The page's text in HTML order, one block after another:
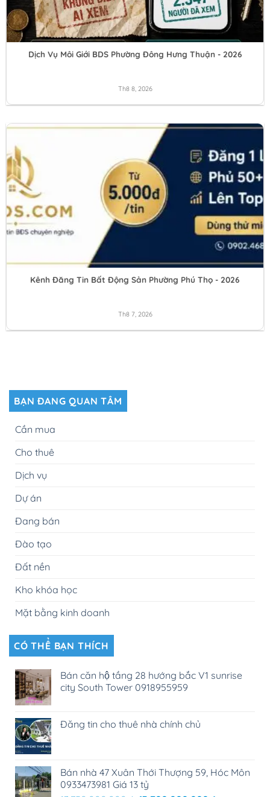
Dịch Vụ Môi Giới BDS Phường Đông Hưng Thuận - 2026
Th8 8, 2026
Kênh Đăng Tin Bất Động Sản Phường Phú Thọ - 2026
Th8 7, 2026
BẠN ĐANG QUAN TÂM
Cần mua
Cho thuê
Dịch vụ
Dự án
Đang bán
Đào tạo
Đất nền
Kho khóa học
Mặt bằng kinh doanh
CÓ THỂ BẠN THÍCH
Bán căn hộ tầng 28 hướng bắc V1 sunrise
city South Tower 0918955959
Đăng tin cho thuê nhà chính chủ
Bán nhà 47 Xuân Thới Thượng 59, Hóc Môn
0933473981 Giá 13 tỷ